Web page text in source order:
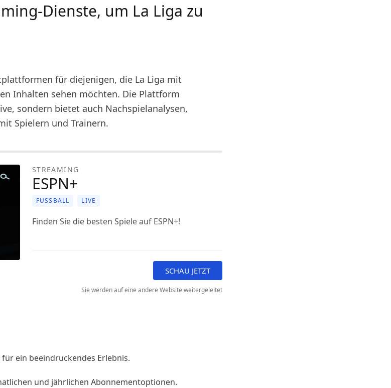
Dienste, um La Liga zu
für diejenigen, die La Liga mit
Inhalten sehen möchten. Die Plattform
sondern bietet auch Nachspielanalysen,
Spielern und Trainern.
STREAMING
ESPN+
FUSSBALL LIVE
Finden Sie die besten Spiele auf ESPN+!
SCHAU JETZT
Sie werden auf eine andere Website weitergeleitet
ein beeindruckendes Erlebnis.
und jährlichen Abonnementoptionen.